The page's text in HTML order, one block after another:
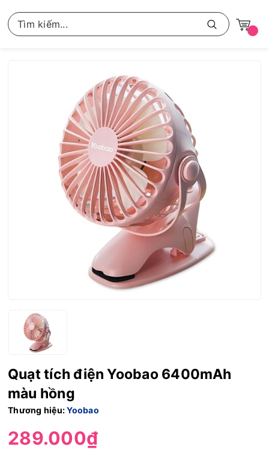
Quạt tích điện Yoobao 6400mAh
màu hồng
Thương hiệu:Yoobao
289.000₫